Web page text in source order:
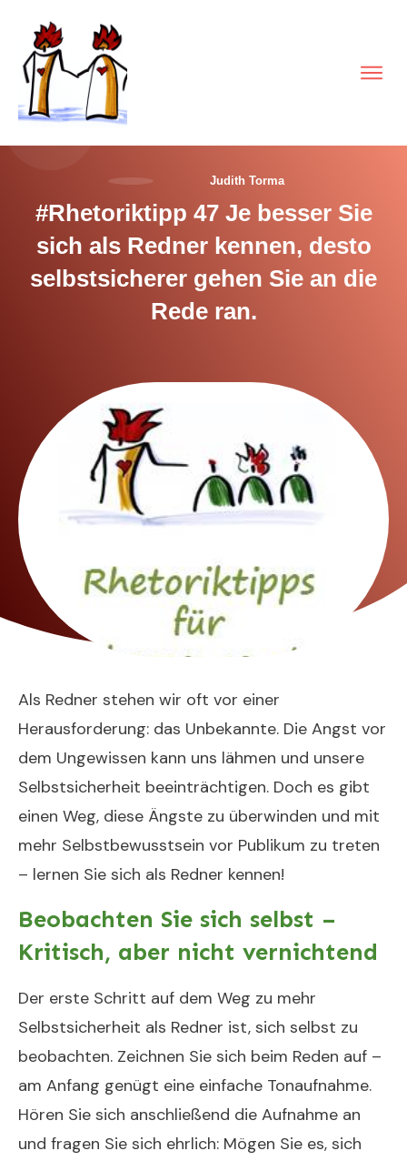
Judith Torma
#Rhetoriktipp 47 Je besser Sie
sich als Redner kennen, desto
selbstsicherer gehen Sie an die
Rede ran.
Als Redner stehen wir oft vor einer
Herausforderung: das Unbekannte. Die Angst vor
dem Ungewissen kann uns lähmen und unsere
Selbstsicherheit beeinträchtigen. Doch es gibt
einen Weg, diese Ängste zu überwinden und mit
mehr Selbstbewusstsein vor Publikum zu treten
– lernen Sie sich als Redner kennen!
Beobachten Sie sich selbst –
Kritisch, aber nicht vernichtend
Der erste Schritt auf dem Weg zu mehr
Selbstsicherheit als Redner ist, sich selbst zu
beobachten. Zeichnen Sie sich beim Reden auf –
am Anfang genügt eine einfache Tonaufnahme.
Hören Sie sich anschließend die Aufnahme an
und fragen Sie sich ehrlich: Mögen Sie es, sich